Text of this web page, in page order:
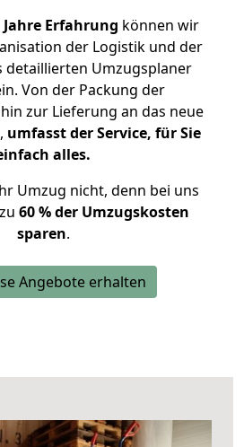
Jahre Erfahrung können wir
der Logistik und der
detaillierten Umzugsplaner
Von der Packung der
zur Lieferung an das neue
umfasst der Service, für Sie
alles.
Umzug nicht, denn bei uns
60 % der Umzugskosten
sparen.
Angebote erhalten